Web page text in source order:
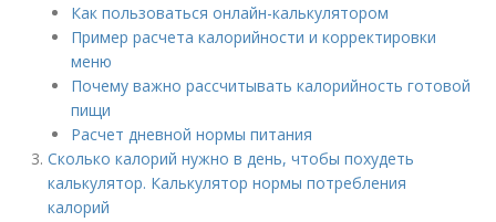
Как пользоваться онлайн-калькулятором
Пример расчета калорийности и корректировки
меню
Почему важно рассчитывать калорийность готовой
пищи
Расчет дневной нормы питания
Сколько калорий нужно в день, чтобы похудеть
калькулятор. Калькулятор нормы потребления
калорий